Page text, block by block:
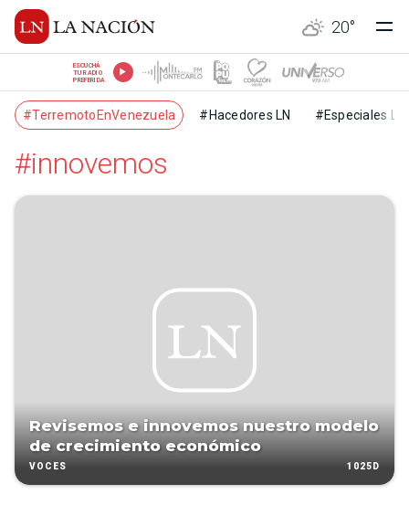
20°
ESCUCHÁ
TU RADIO
PREFERIDA
#TerremotoEnVenezuela #Hacedores LN #Especiales LN
#innovemos
Revisemos e innovemos nuestro modelo
de crecimiento económico
VOCES 1025D